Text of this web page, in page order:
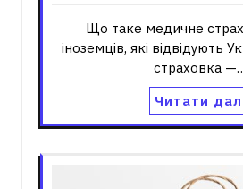
Що таке медичне
іноземців, які відвідують
страховка
Читати